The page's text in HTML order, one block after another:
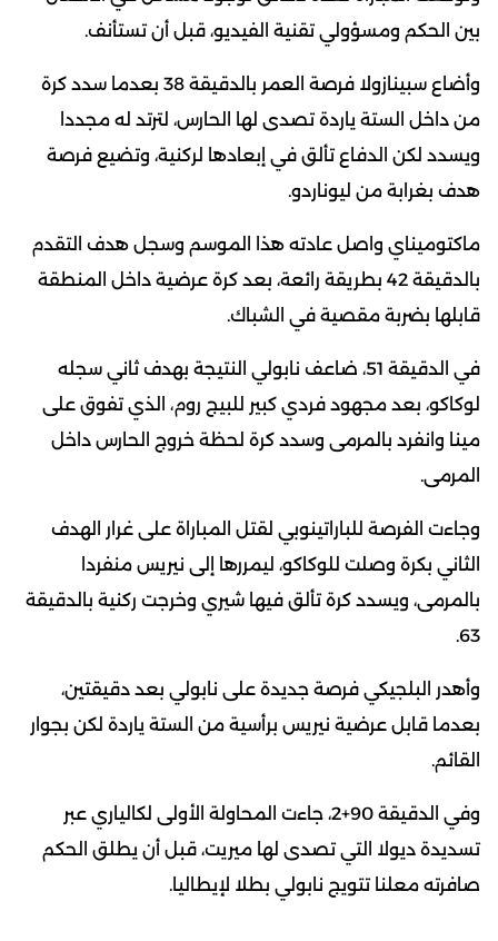
بين الحكم ومسؤولي تقنية الفيديو، قبل أن تستأنف.
وأضاع سبينازولا فرصة العمر بالدقيقة 38 بعدما سدد كرة
من داخل الستة ياردة تصدى لها الحارس، لترتد له مجددا
ويسدد لكن الدفاع تألق في إبعادها لركنية، وتضيع فرصة
هدف بغرابة من ليوناردو.
ماكتوميناي واصل عادته هذا الموسم وسجل هدف التقدم
بالدقيقة 42 بطريقة رائعة، بعد كرة عرضية داخل المنطقة
قابلها بضربة مقصية في الشباك.
في الدقيقة 51، ضاعف نابولي النتيجة بهدف ثاني سجله
لوكاكو، بعد مجهود فردي كبير للبيج روم، الذي تفوق على
مينا وانفرد بالمرمى وسدد كرة لحظة خروج الحارس داخل
المرمى.
وجاءت الفرصة للباراتينوبي لقتل المباراة على غرار الهدف
الثاني بكرة وصلت للوكاكو، ليمررها إلى نيريس منفردا
بالمرمى، ويسدد كرة تألق فيها شيري وخرجت ركنية بالدقيقة
63.
وأهدر البلجيكي فرصة جديدة على نابولي بعد دقيقتين،
بعدما قابل عرضية نيريس برأسية من الستة ياردة لكن بجوار
القائم.
وفي الدقيقة 90+2، جاءت المحاولة الأولى لكالياري عبر
تسديدة ديولا التي تصدى لها ميريت، قبل أن يطلق الحكم
صافرته معلنا تتويج نابولي بطلا لإيطاليا.